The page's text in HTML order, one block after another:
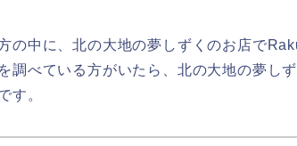
の中に、北の大地の夢しずくのお店で
調べている方がいたら、北の大地の夢し
す。